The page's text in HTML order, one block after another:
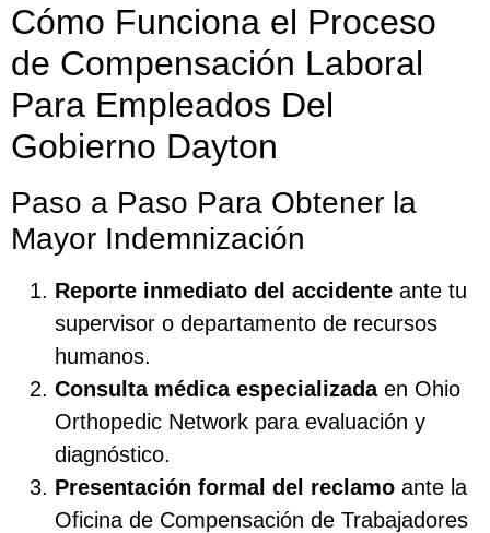
Cómo Funciona el Proceso
de Compensación Laboral
Para Empleados Del
Gobierno Dayton
Paso a Paso Para Obtener la
Mayor Indemnización
Reporte inmediato del accidente ante tu
supervisor o departamento de recursos
humanos.
Consulta médica especializadaen Ohio
Orthopedic Network para evaluación y
diagnóstico.
Presentación formal del reclamo ante la
Oficina de Compensación de Trabajadores